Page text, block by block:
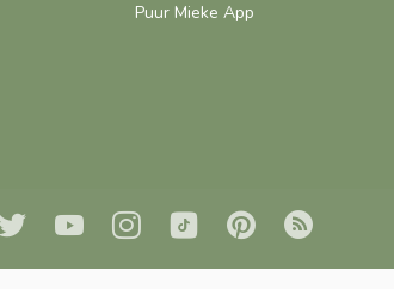
Puur Mieke App